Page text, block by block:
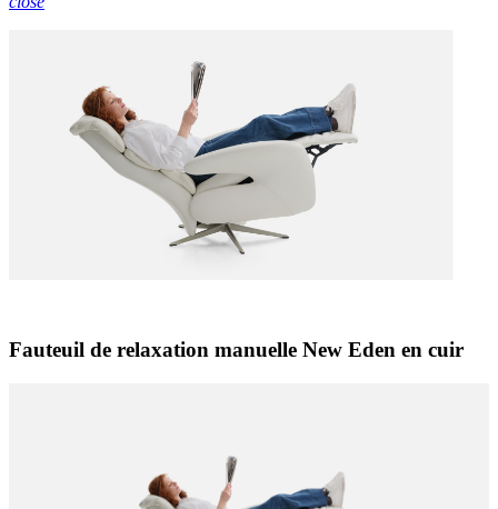
Fauteuil de relaxation manuelle New Eden en cuir